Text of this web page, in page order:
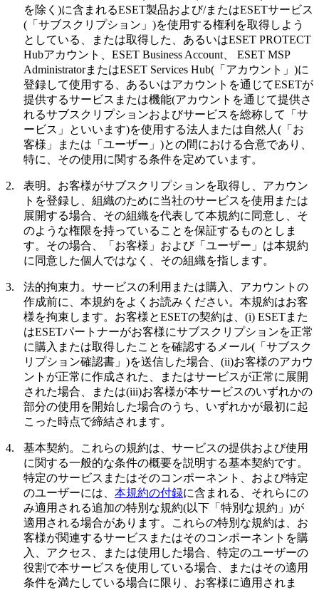
を除く)に含まれるESET製品および/またはESETサービス
(「 サブスクリプション 」)を使用する権利を取得しよう
としている、または取得した、あるいはESET PROTECT
Hubアカウント、ESET Business Account、 ESET MSP
AdministratorまたはESET Services Hub(「 アカウント 」)に
登録して使用する、あるいはアカウントを通じてESETが
提供するサービスまたは機能(アカウントを通じて提供さ
れるサブスクリプションおよびサービスを総称して「 サ
ービス 」といいます)を使用する法人または自然人(「 お
客様 」または「 ユーザー 」)との間における合意であり、
特に、その使用に関する条件を定めています。
2. 表明。 お客様がサブスクリプションを取得し、アカウン
トを登録し、組織のために当社のサービスを使用または
展開する場合、その組織を代表して本規約に同意し、そ
のような権限を持っていることを保証するものとしま
す。その場合、「お客様」および「ユーザー」は本規約
に同意した個人ではなく、その組織を指します。
3. 法的拘束力。 サービスの利用または購入、アカウントの
作成前に、本規約をよくお読みください。本規約はお客
様を拘束します。お客様とESETの契約は、(i) ESETまた
はESETパートナーがお客様にサブスクリプションを正常
に購入または取得したことを確認するメール(「 サブスク
リプション確認書 」)を送信した場合、(ii)お客様のアカウ
ントが正常に作成された、またはサービスが正常に展開
された場合、または(iii)お客様が本サービスのいずれかの
部分の使用を開始した場合のうち、いずれかが最初に起
こった時点で締結されます。
4. 基本契約。
これらの規約は、サービスの提供および使用
に関する一般的な条件の概要を説明する基本契約です。
特定のサービスまたはそのコンポーネント、および特定
のユーザーには、 本規約の付録に含まれる、それらにの
み適用される追加の特別な規約(以下「 特別な規約 」)が
適用される場合があります。これらの特別な規約は、お
客様が関連するサービスまたはそのコンポーネントを購
入、アクセス、または使用した場合、特定のユーザーの
役割で本サービスを使用している場合、またはその適用
条件を満たしている場合に限り、お客様に適用されま